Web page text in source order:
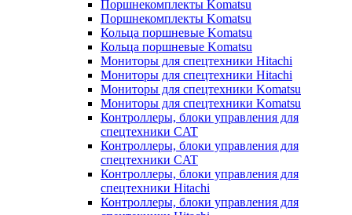
Поршнекомплекты Komatsu
Поршнекомплекты Komatsu
Кольца поршневые Komatsu
Кольца поршневые Komatsu
Мониторы для спецтехники Hitachi
Мониторы для спецтехники Hitachi
Мониторы для спецтехники Komatsu
Мониторы для спецтехники Komatsu
Контроллеры, блоки управления для
спецтехники CAT
Контроллеры, блоки управления для
спецтехники CAT
Контроллеры, блоки управления для
спецтехники Hitachi
Контроллеры, блоки управления для